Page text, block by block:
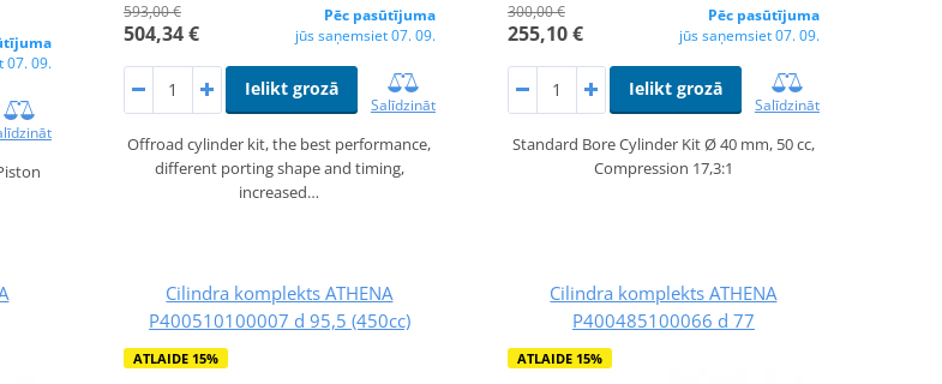
07. 09.
593,00 €
504,34 €
Pēc pasūtījuma
jūs saņemsiet 07. 09.
Ielikt grozā
Salīdzināt
Offroad cylinder kit, the best performance,
different porting shape and timing,
increased…
300,00 €
255,10 €
Pēc pasūtījuma
jūs saņemsiet 07. 09.
Ielikt grozā
Salīdzināt
Standard Bore Cylinder Kit Ø 40 mm, 50 cc,
Compression 17,3:1
Cilindra komplekts ATHENA
P400510100007 d 95,5 (450cc)
ATLAIDE 15%
Cilindra komplekts ATHENA
P400485100066 d 77
ATLAIDE 15%